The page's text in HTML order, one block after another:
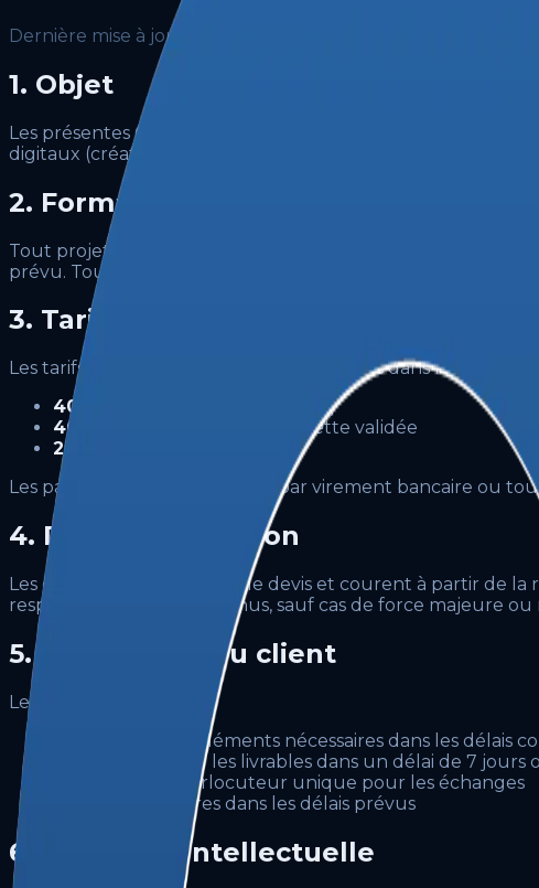
Dernière mise à jour : mars 2025
1. Objet
Les présentes Conditions Générales de Vente (CGV)
digitaux (création de sites web, développement
2. Formation du contrat
Tout projet débute par une consultation gratuite suivie de
prévu. Toute commande vaut acceptation des présentes
3. Tarifs et modalités de paiement
Les tarifs sont indiqués en euros hors taxes dans les devis.
40 %
à la commande (acompte)
40 %
à la livraison de la maquette validée
20 %
Les paiements sont réalisables par virement bancaire ou
4. Délais de livraison
Les délais sont définis dans le devis et courent à partir de
respecter les délais convenus, sauf cas de force majeure
5. Obligations du client
Le client s'engage à :
Fournir tous les éléments nécessaires dans les délais
Valider ou rejeter les livrables dans un délai de 7 jours
Désigner un interlocuteur unique pour les échanges
Régler les factures dans les délais prévus
6. Propriété intellectuelle